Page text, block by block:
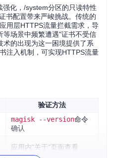
化，/system分区的只读特性
书配置带来严峻挑战。传统的
用层HTTPS流量拦截需求，导
等场景中频繁遭遇"证书不受信
的出现为这一困境提供了系
注入机制，可实现HTTPS流量
验证方法
magisk --version命令
确认
应用内"关于"页面查看